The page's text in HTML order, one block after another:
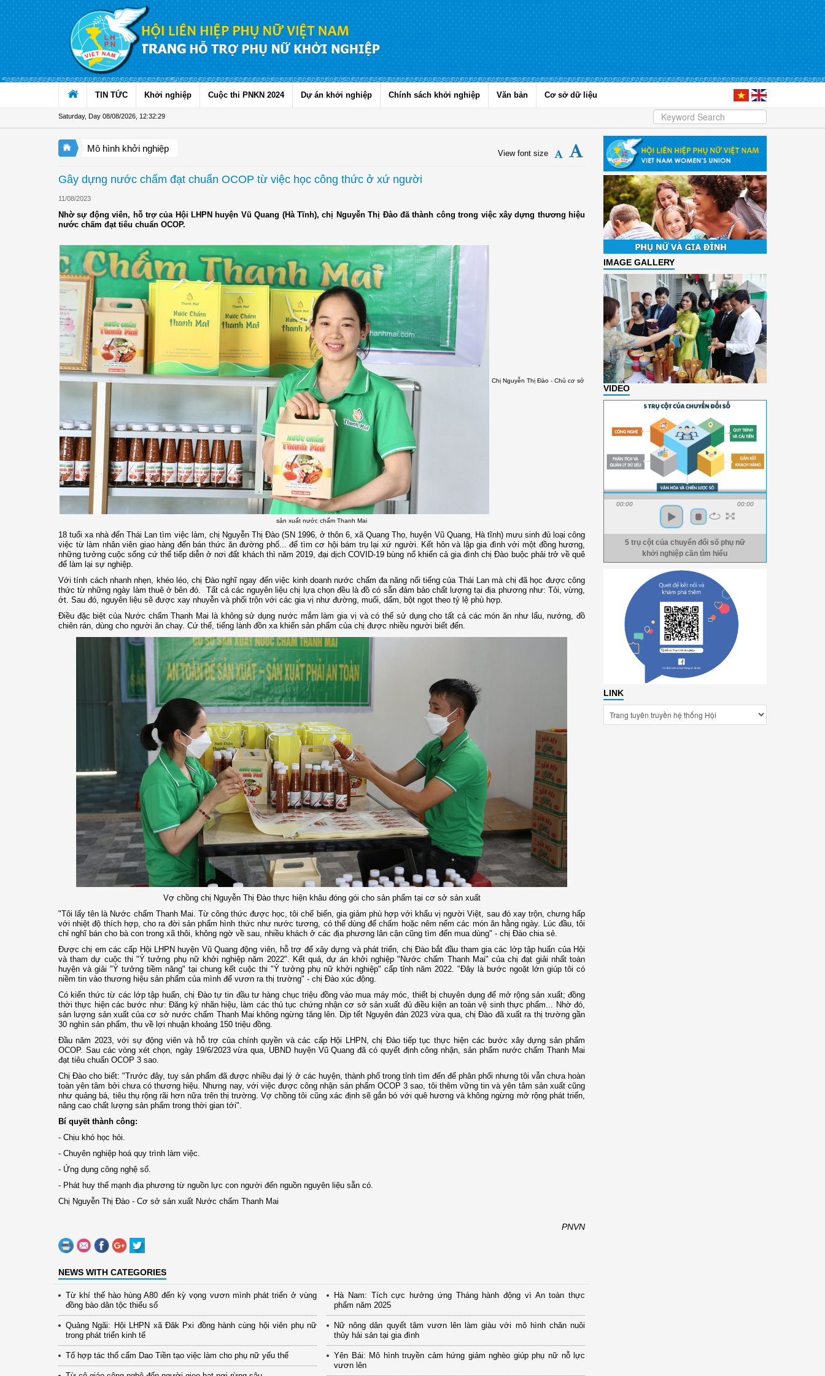
Skip to Content
TIN TỨC Khởi nghiệp Cuộc thi PNKN 2024 Dự án khởi nghiệp Chính sách khởi nghiệp Văn bản Cơ sở dữ liệu
Saturday, Day 08/08/2026 12:32:30
Mô hình khởi nghiệp View font size
Gây dựng nước chấm đạt chuẩn OCOP từ việc học công thức ở xứ người
11/08/2023
Nhờ sự động viên, hỗ trợ của Hội LHPN huyện Vũ Quang (Hà Tĩnh), chị Nguyễn Thị Đào đã thành công trong việc xây dựng thương hiệu
nước chấm đạt tiêu chuẩn OCOP.
Chị Nguyễn Thị Đào - Chủ cơ sở
sản xuất nước chấm Thanh Mai
18 tuổi xa nhà đến Thái Lan tìm việc làm, chị Nguyễn Thị Đào (SN 1996, ở thôn 6, xã Quang Thọ, huyện Vũ Quang, Hà tĩnh) mưu sinh đủ loại công
việc từ làm nhân viên giao hàng đến bán thức ăn đường phố... để tìm cơ hội bám trụ lại xứ người. Kết hôn và lập gia đình với một đồng hương,
những tưởng cuộc sống cứ thế tiếp diễn ở nơi đất khách thì năm 2019, đại dịch COVID-19 bùng nổ khiến cả gia đình chị Đào buộc phải trở về quê
để làm lại sự nghiệp.
Với tính cách nhanh nhẹn, khéo léo, chị Đào nghĩ ngay đến việc kinh doanh nước chấm đa năng nổi tiếng của Thái Lan mà chị đã học được công
thức từ những ngày làm thuê ở bên đó. Tất cả các nguyên liệu chị lựa chọn đều là đồ có sẵn đảm bảo chất lượng tại địa phương như: Tỏi, vừng,
ớt. Sau đó, nguyên liệu sẽ được xay nhuyễn và phối trộn với các gia vị như đường, muối, dấm, bột ngọt theo tỷ lệ phù hợp.
Điều đặc biệt của Nước chấm Thanh Mai là không sử dụng nước mắm làm gia vị và có thể sử dụng cho tất cả các món ăn như lẩu, nướng, đồ
chiên rán, dùng cho người ăn chay. Cứ thế, tiếng lành đồn xa khiến sản phẩm của chị được nhiều người biết đến.
Vợ chồng chị Nguyễn Thị Đào thực hiện khâu đóng gói cho sản phẩm tại cơ sở sản xuất
"Tôi lấy tên là Nước chấm Thanh Mai. Từ công thức được học, tôi chế biến, gia giảm phù hợp với khẩu vị người Việt, sau đó xay trộn, chưng hấp
với nhiệt độ thích hợp, cho ra đời sản phẩm hình thức như nước tương, có thể dùng để chấm hoặc nêm nếm các món ăn hằng ngày. Lúc đầu, tôi
chỉ nghĩ bán cho bà con trong xã thôi, không ngờ về sau, nhiều khách ở các địa phương lân cận cũng tìm đến mua dùng" - chị Đào chia sẻ.
Được chị em các cấp Hội LHPN huyện Vũ Quang động viên, hỗ trợ để xây dựng và phát triển, chị Đào bắt đầu tham gia các lớp tập huấn của Hội
và tham dự cuộc thi "Ý tưởng phụ nữ khởi nghiệp năm 2022". Kết quả, dự án khởi nghiệp "Nước chấm Thanh Mai" của chị đạt giải nhất toàn
huyện và giải "Ý tưởng tiềm năng" tại chung kết cuộc thi "Ý tưởng phụ nữ khởi nghiệp" cấp tỉnh năm 2022. "Đây là bước ngoặt lớn giúp tôi có
niềm tin vào thương hiệu sản phẩm của mình để vươn ra thị trường" - chị Đào xúc động.
Có kiến thức từ các lớp tập huấn, chị Đào tự tin đầu tư hàng chục triệu đồng vào mua máy móc, thiết bị chuyên dụng để mở rộng sản xuất; đồng
thời thực hiện các bước như: Đăng ký nhãn hiệu, làm các thủ tục chứng nhận cơ sở sản xuất đủ điều kiện an toàn vệ sinh thực phẩm... Nhờ đó,
sản lượng sản xuất của cơ sở nước chấm Thanh Mai không ngừng tăng lên. Dịp tết Nguyên đán 2023 vừa qua, chị Đào đã xuất ra thị trường gần
30 nghìn sản phẩm, thu về lợi nhuận khoảng 150 triệu đồng.
Đầu năm 2023, với sự động viên và hỗ trợ của chính quyền và các cấp Hội LHPN, chị Đào tiếp tục thực hiện các bước xây dựng sản phẩm
OCOP. Sau các vòng xét chọn, ngày 19/6/2023 vừa qua, UBND huyện Vũ Quang đã có quyết định công nhận, sản phẩm nước chấm Thanh Mai
đạt tiêu chuẩn OCOP 3 sao.
Chị Đào cho biết: "Trước đây, tuy sản phẩm đã được nhiều đại lý ở các huyện, thành phố trong tỉnh tìm đến để phân phối nhưng tôi vẫn chưa hoàn
toàn yên tâm bởi chưa có thương hiệu. Nhưng nay, với việc được công nhận sản phẩm OCOP 3 sao, tôi thêm vững tin và yên tâm sản xuất cũng
như quảng bá, tiêu thụ rộng rãi hơn nữa trên thị trường. Vợ chồng tôi cũng xác định sẽ gắn bó với quê hương và không ngừng mở rộng phát triển,
nâng cao chất lượng sản phẩm trong thời gian tới".
Bí quyết thành công:
- Chịu khó học hỏi.
- Chuyên nghiệp hoá quy trình làm việc.
- Ứng dụng công nghệ số.
- Phát huy thế mạnh địa phương từ nguồn lực con người đến nguồn nguyên liệu sẵn có.
Chị Nguyễn Thị Đào - Cơ sở sản xuất Nước chấm Thanh Mai
PNVN
NEWS WITH CATEGORIES
Từ khí thế hào hùng A80 đến kỳ vọng vươn mình phát triển ở vùng
đồng bào dân tộc thiểu số
Quảng Ngãi: Hội LHPN xã Đăk Pxi đồng hành cùng hội viên phụ nữ
trong phát triển kinh tế
Tổ hợp tác thổ cẩm Dao Tiền tạo việc làm cho phụ nữ yếu thế
Hà Nam: Tích cực hưởng ứng Tháng hành động vì An toàn thực
phẩm năm 2025
Nữ nông dân quyết tâm vươn lên làm giàu với mô hình chăn nuôi
thủy hải sản tại gia đình
Yên Bái: Mô hình truyền cảm hứng giảm nghèo giúp phụ nữ nỗ lực
vươn lên
IMAGE GALLERY
VIDEO
00:00 00:00
5 trụ cột của chuyển đổi số phụ nữ
khởi nghiệp cần tìm hiểu
LINK